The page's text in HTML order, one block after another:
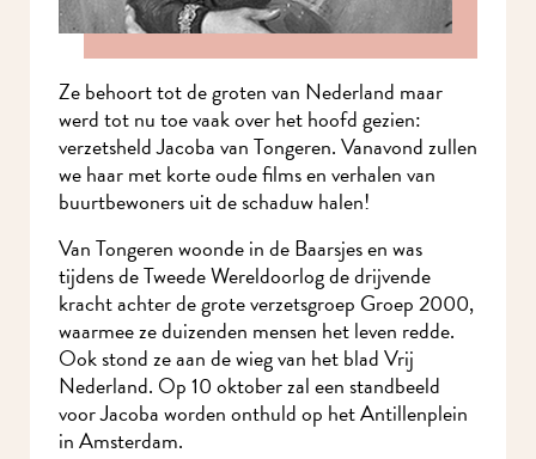
Ze behoort tot de groten van Nederland maar
werd tot nu toe vaak over het hoofd gezien:
verzetsheld Jacoba van Tongeren. Vanavond zullen
we haar met korte oude films en verhalen van
buurtbewoners uit de schaduw halen!
Van Tongeren woonde in de Baarsjes en was
tijdens de Tweede Wereldoorlog de drijvende
kracht achter de grote verzetsgroep Groep 2000,
waarmee ze duizenden mensen het leven redde.
Ook stond ze aan de wieg van het blad Vrij
Nederland. Op 10 oktober zal een standbeeld
voor Jacoba worden onthuld op het Antillenplein
in Amsterdam.